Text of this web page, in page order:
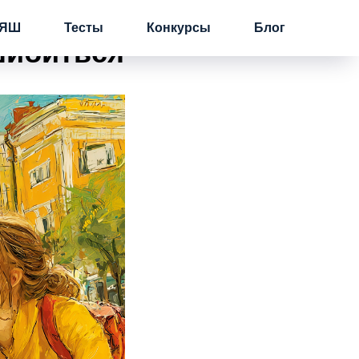
Тесты Конкурсы Блог
когда